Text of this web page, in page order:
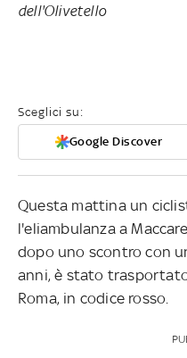
dell'Olivetello
Sceglici su:
Google Discover
Questa mattina un
l'eliambulanza a
dopo uno scontro con
anni, è stato
Roma, in codice rosso.